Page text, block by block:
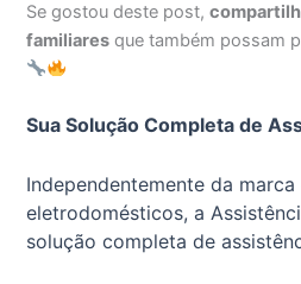
Se gostou deste post,
familiares que também possam
Sua Solução Completa de
Independentemente da
eletrodomésticos, a
solução completa de